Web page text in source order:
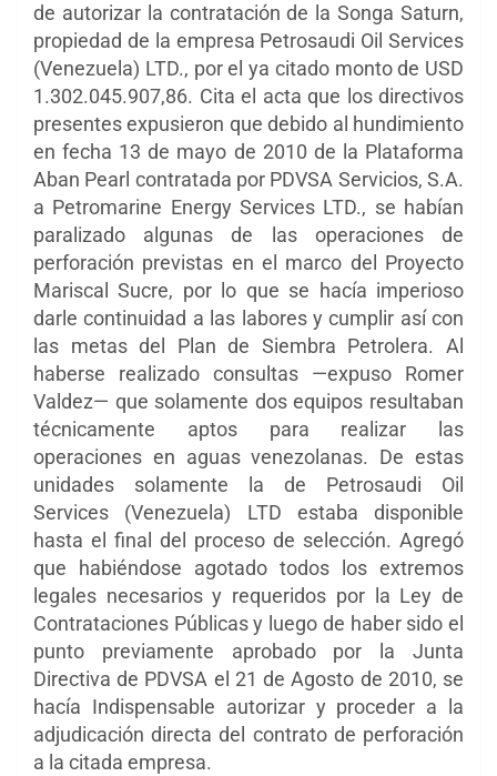
de autorizar la contratación de la Songa Saturn,
propiedad de la empresa Petrosaudi Oil Services
(Venezuela) LTD., por el ya citado monto de USD
1.302.045.907,86. Cita el acta que los directivos
presentes expusieron que debido al hundimiento
en fecha 13 de mayo de 2010 de la Plataforma
Aban Pearl contratada por PDVSA Servicios, S.A.
a Petromarine Energy Services LTD., se habían
paralizado algunas de las operaciones de
perforación previstas en el marco del Proyecto
Mariscal Sucre, por lo que se hacía imperioso
darle continuidad a las labores y cumplir así con
las metas del Plan de Siembra Petrolera. Al
haberse realizado consultas —expuso Romer
Valdez— que solamente dos equipos resultaban
técnicamente aptos para realizar las
operaciones en aguas venezolanas. De estas
unidades solamente la de Petrosaudi Oil
Services (Venezuela) LTD estaba disponible
hasta el final del proceso de selección. Agregó
que habiéndose agotado todos los extremos
legales necesarios y requeridos por la Ley de
Contrataciones Públicas y luego de haber sido el
punto previamente aprobado por la Junta
Directiva de PDVSA el 21 de Agosto de 2010, se
hacía Indispensable autorizar y proceder a la
adjudicación directa del contrato de perforación
a la citada empresa.